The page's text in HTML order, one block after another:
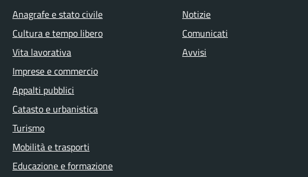
Anagrafe e stato civile
Cultura e tempo libero
Vita lavorativa
Imprese e commercio
Appalti pubblici
Catasto e urbanistica
Turismo
Mobilità e trasporti
Educazione e formazione
Notizie
Comunicati
Avvisi